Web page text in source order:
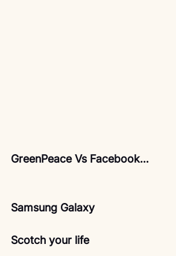
GreenPeace Vs Facebook…
Samsung Galaxy
Scotch your life